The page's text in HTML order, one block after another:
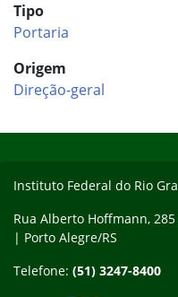
Tipo
Portaria
Origem
Direção-geral
Instituto Federal do Rio
Rua Alberto Hoffmann,
| Porto Alegre/RS
Telefone: (51) 3247-8400